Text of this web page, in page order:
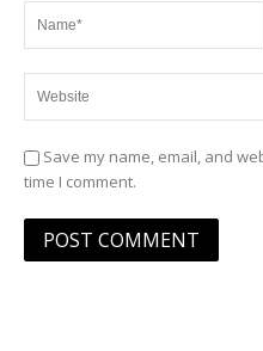
Save my name, email, and
time I comment.